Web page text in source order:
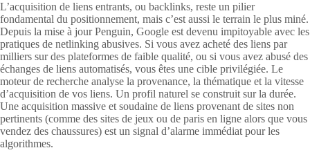
L’acquisition de liens entrants, ou backlinks, reste un pilier
fondamental du positionnement, mais c’est aussi le terrain le plus miné.
Depuis la mise à jour Penguin, Google est devenu impitoyable avec les
pratiques de netlinking abusives. Si vous avez acheté des liens par
milliers sur des plateformes de faible qualité, ou si vous avez abusé des
échanges de liens automatisés, vous êtes une cible privilégiée. Le
moteur de recherche analyse la provenance, la thématique et la vitesse
d’acquisition de vos liens. Un profil naturel se construit sur la durée.
Une acquisition massive et soudaine de liens provenant de sites non
pertinents (comme des sites de jeux ou de paris en ligne alors que vous
vendez des chaussures) est un signal d’alarme immédiat pour les
algorithmes.